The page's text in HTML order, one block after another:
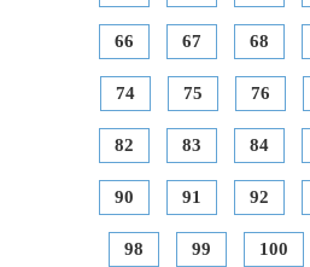
66 67 68
74 75 76
82 83 84
90 91 92
98 99 100